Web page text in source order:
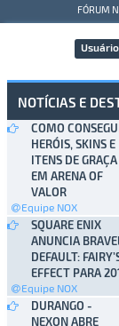
FÓRUM
NOTÍCIAS E
COMO
HERÓIS, SKINS E
ITENS DE GRAÇA
EM ARENA OF
VALOR
Equipe NOX
SQUARE ENIX
ANUNCIA
DEFAULT:
EFFECT PARA
Equipe NOX
DURANGO -
NEXON ABRE